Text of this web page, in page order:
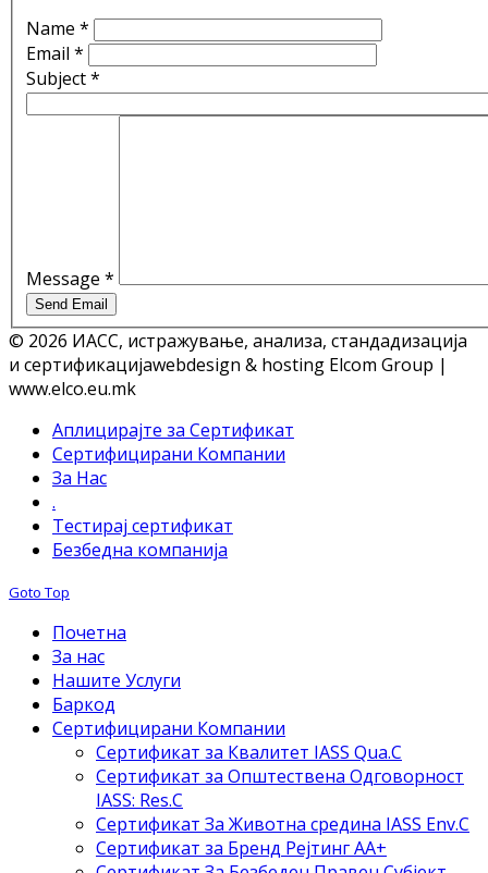
Name *
Email *
Subject*
Message *
Send Email
© 2026 ИАСС, истражување, анализа, стандадизација
и сертификацијаwebdesign & hosting Elcom Group |
www.elco.eu.mk
Аплицирајте за Сертификат
Сертифицирани Компании
За Нас
.
Тестирај сертификат
Безбедна компанија
Goto Top
Почетна
За нас
Нашите Услуги
Баркод
Сертифицирани Компании
Сертификат за Квалитет IASS Qua.C
Сертификат за Општествена Одговорност
IASS: Res.C
Сертификат За Животна средина IASS Env.C
Сертификат за Бренд Рејтинг АА+